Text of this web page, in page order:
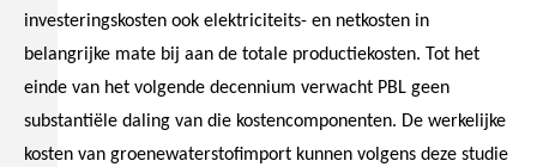
investeringskosten ook elektriciteits- en netkosten in
belangrijke mate bij aan de totale productiekosten. Tot het
einde van het volgende decennium verwacht PBL geen
substantiële daling van die kostencomponenten. De werkelijke
kosten van groenewaterstofimport kunnen volgens deze studie